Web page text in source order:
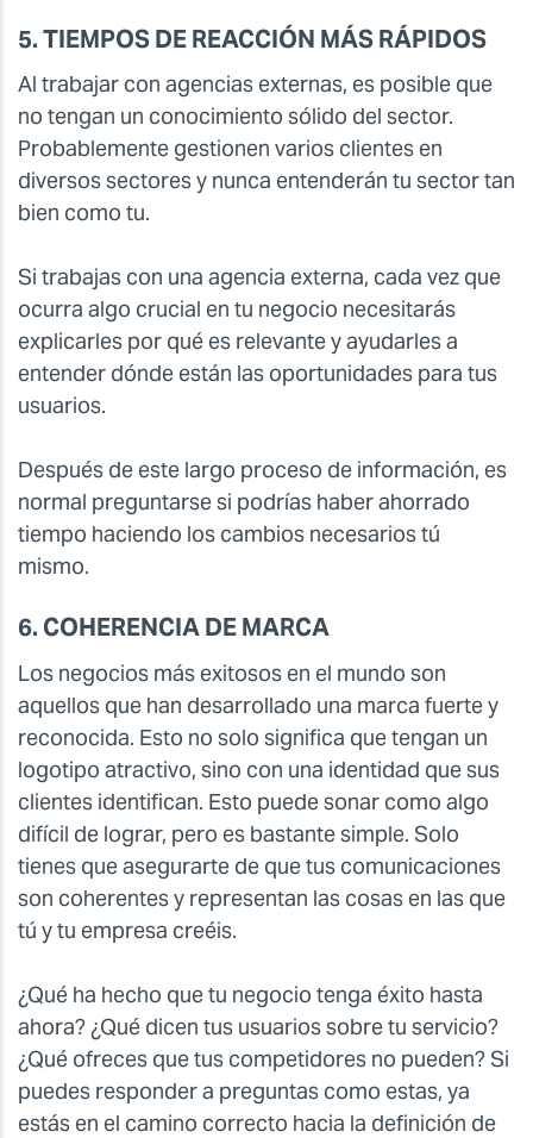
5. TIEMPOS DE REACCIÓN MÁS RÁPIDOS
Al trabajar con agencias externas, es posible que
no tengan un conocimiento sólido del sector.
Probablemente gestionen varios clientes en
diversos sectores y nunca entenderán tu sector tan
bien como tu.
Si trabajas con una agencia externa, cada vez que
ocurra algo crucial en tu negocio necesitarás
explicarles por qué es relevante y ayudarles a
entender dónde están las oportunidades para tus
usuarios.
Después de este largo proceso de información, es
normal preguntarse si podrías haber ahorrado
tiempo haciendo los cambios necesarios tú
mismo.
6. COHERENCIA DE MARCA
Los negocios más exitosos en el mundo son
aquellos que han desarrollado una marca fuerte y
reconocida. Esto no solo significa que tengan un
logotipo atractivo, sino con una identidad que sus
clientes identifican. Esto puede sonar como algo
difícil de lograr, pero es bastante simple. Solo
tienes que asegurarte de que tus comunicaciones
son coherentes y representan las cosas en las que
tú y tu empresa creéis.
¿Qué ha hecho que tu negocio tenga éxito hasta
ahora? ¿Qué dicen tus usuarios sobre tu servicio?
¿Qué ofreces que tus competidores no pueden? Si
puedes responder a preguntas como estas, ya
estás en el camino correcto hacia la definición de